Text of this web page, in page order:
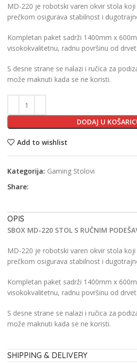
MD-220 je robotski varen okvir stola
prečkom osigurava stabilnost i
Kompletan paket sadrži 1400mm x
visokokvalitetnu, radnu površinu od
S desne strane se nalazi i ručica za
može maknuti kada se ne koristi.
DODAJ U
Add to wishlist
Kategorija: Gaming Stolovi
Share:
OPIS
SBOX MD-220 STOL S RUČNIM
MD-220 je robotski varen okvir stola
prečkom osigurava stabilnost i
Kompletan paket sadrži 1400mm x
visokokvalitetnu, radnu površinu od
S desne strane se nalazi i ručica za
može maknuti kada se ne koristi.
SHIPPING & DELIVERY